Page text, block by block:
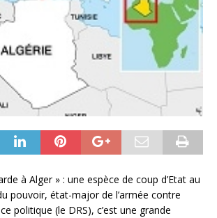
à Alger » : une espèce de coup d’Etat au
pouvoir, état-major de l’armée contre
politique (le DRS), c’est une grande